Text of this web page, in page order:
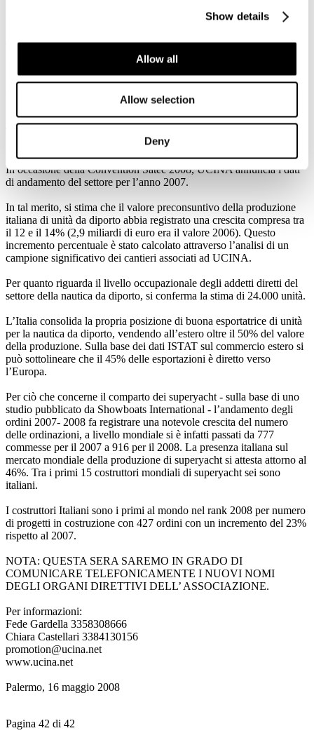
Show details
Allow all
Allow selection
Deny
giornate di prova in mare dell’iniziativa “Navigar m’è dolce”,
diporto, ormai giunto alla quarta edizione.
Palermo, della Provincia di Palermo e dell’Assessorato Turismo,
Comunicazione e Trasporti della Regione Siciliana.
In occasione della Convention Satec 2008, UCINA annuncia i dati
di andamento del settore per l’anno 2007.
In tal merito, si stima che il valore preconsuntivo della produzione
italiana di unità da diporto abbia registrato una crescita compresa tra
il 12 e il 14% (2,9 miliardi di euro era il valore 2006). Questo
incremento percentuale è stato calcolato attraverso l’analisi di un
campione significativo dei cantieri associati ad UCINA.
Per quanto riguarda il livello occupazionale degli addetti diretti del
settore della nautica da diporto, si conferma la stima di 24.000 unità.
L’Italia consolida la propria posizione di buona esportatrice di unità
per la nautica da diporto, vendendo all’estero oltre il 50% del valore
della produzione. Sulla base dei dati ISTAT sul commercio estero si
può sottolineare che il 45% delle esportazioni è diretto verso
l’Europa.
Per ciò che concerne il comparto dei superyacht - sulla base di uno
studio pubblicato da Showboats International - l’andamento degli
ordini 2007- 2008 fa registrare una notevole crescita del numero
delle ordinazioni, a livello mondiale si è infatti passati da 777
commesse per il 2007 a 916 per il 2008. La presenza italiana sul
mercato mondiale della produzione di superyacht si attesta attorno al
46%. Tra i primi 15 costruttori mondiali di superyacht sei sono
italiani.
I costruttori Italiani sono i primi al mondo nel rank 2008 per numero
di progetti in costruzione con 427 ordini con un incremento del 23%
rispetto al 2007.
NOTA: QUESTA SERA SAREMO IN GRADO DI
COMUNICARE TELEFONICAMENTE I NUOVI NOMI
DEGLI ORGANI DIRETTIVI DELL’ ASSOCIAZIONE.
Per informazioni:
Fede Gardella 3358308666
Chiara Castellari 3384130156
promotion@ucina.net
www.ucina.net
Palermo, 16 maggio 2008
Pagina 42 di 42